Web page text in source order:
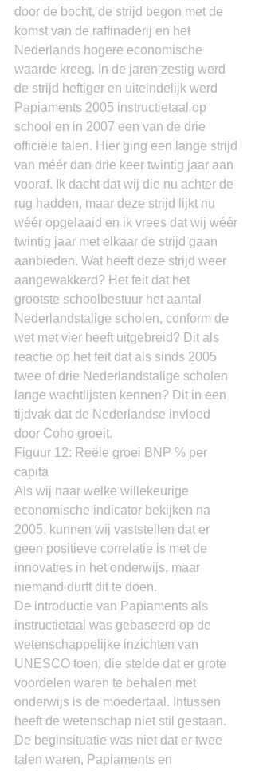
door de bocht, de strijd begon met de
komst van de raffinaderij en het
Nederlands hogere economische
waarde kreeg. In de jaren zestig werd
de strijd heftiger en uiteindelijk werd
Papiaments 2005 instructietaal op
school en in 2007 een van de drie
officiële talen. Hier ging een lange strijd
van méér dan drie keer twintig jaar aan
vooraf. Ik dacht dat wij die nu achter de
rug hadden, maar deze strijd lijkt nu
wéér opgelaaid en ik vrees dat wij wéér
twintig jaar met elkaar de strijd gaan
aanbieden. Wat heeft deze strijd weer
aangewakkerd? Het feit dat het
grootste schoolbestuur het aantal
Nederlandstalige scholen, conform de
wet met vier heeft uitgebreid? Dit als
reactie op het feit dat als sinds 2005
twee of drie Nederlandstalige scholen
lange wachtlijsten kennen? Dit in een
tijdvak dat de Nederlandse invloed
door Coho groeit.
Figuur 12: Reële groei BNP % per
capita
Als wij naar welke willekeurige
economische indicator bekijken na
2005, kunnen wij vaststellen dat er
geen positieve correlatie is met de
innovaties in het onderwijs, maar
niemand durft dit te doen.
De introductie van Papiaments als
instructietaal was gebaseerd op de
wetenschappelijke inzichten van
UNESCO toen, die stelde dat er grote
voordelen waren te behalen met
onderwijs is de moedertaal. Intussen
heeft de wetenschap niet stil gestaan.
De beginsituatie was niet dat er twee
talen waren, Papiaments en